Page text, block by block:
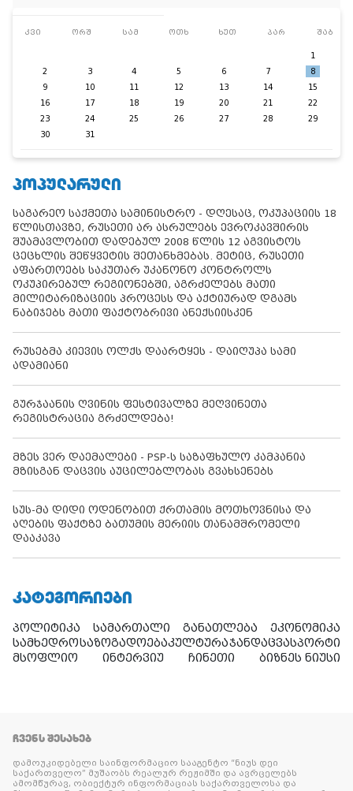
კვი ორშ სამ ოთხ ხუთ პარ შაბ
1
2
3 4 5 6 7
8
9
10 11 12 13 14
15
16
17 18 19 20 21
22
23
24 25 26 27 28
29
30
31
ᲞᲝᲞᲣᲚᲐᲠᲣᲚᲘ
საგარეო საქმეთა სამინისტრო - დღესაც, ოკუპაციის 18
წლისთავზე, რუსეთი არ ასრულებს ევროკავშირის
შუამავლობით დადებულ 2008 წლის 12 აგვისტოს
ცეცხლის შეწყვეტის შეთანხმებას. მეტიც, რუსეთი
აფართოებს საკუთარ უკანონო კონტროლს
ოკუპირებულ რეგიონებში, აგრძელებს მათი
მილიტარიზაციის პროცესს და აქტიურად დგამს
ნაბიჯებს მათი ფაქტობრივი ანექსიისკენ
რუსებმა კიევის ოლქს დაარტყეს - დაიღუპა სამი
ადამიანი
გურჯაანის ღვინის ფესტივალზე მეღვინეთა
რეგისტრაცია გრძელდება!
მზეს ვერ დაემალები - PSP-ს საზაფხულო კამპანია
მზისგან დაცვის აუცილებლობას გვახსენებს
სუს-მა დიდი ოდენობით ქრთამის მოთხოვნისა და
აღების ფაქტზე ბათუმის მერიის თანამშრომელი
დააკავა
ᲙᲐᲢᲔᲒᲝᲠᲘᲔᲑᲘ
პოლიტიკა სამართალი განათლება
ეკონომიკა
სამხედროსაზოგადოებაკულტურაჯანდაცვასპორტი
მსოფლიო
ინტერვიუ ჩინეთი ბიზნეს ნიუსი
ᲩᲕᲔᲜᲡ ᲨᲔᲡᲐᲮᲔᲑ
დამოუკიდებელი საინფორმაციო სააგენტო “ნიუს დეი
საქართველო” მუშაობს რეალურ რეჟიმში და ავრცელებს
ამომწურავ, ობიექტურ ინფორმაციას საქართველოსა და